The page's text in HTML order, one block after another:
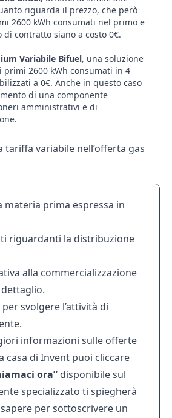
riguarda il prezzo, che però
2600 kWh consumati nel primo e
di contratto siano a costo 0€.
Variabile Bifuel, una soluzione
primi 2600 kWh consumati in 4
a 0€. Anche in questo caso
di una componente
amministrativi e di
tariffa variabile nell’offerta gas
materia prima espressa in
riguardanti la distribuzione
alla commercializzazione
svolgere l’attività di
informazioni sulle offerte
casa di Invent puoi cliccare
ora” disponibile sul
specializzato ti spiegherà
per sottoscrivere un